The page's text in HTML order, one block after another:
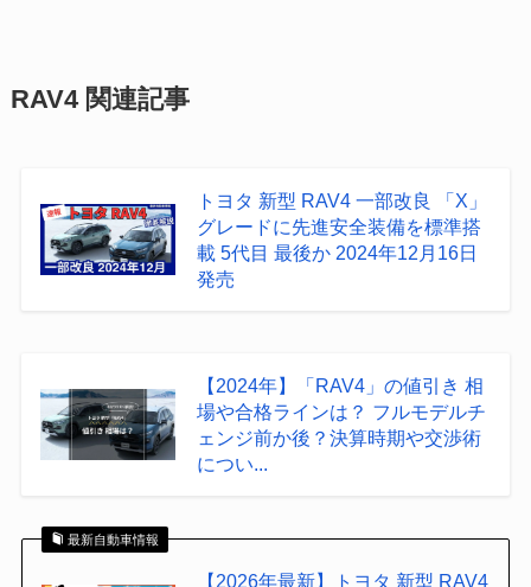
RAV4 関連記事
トヨタ 新型 RAV4 一部改良 「X」
グレードに先進安全装備を標準搭
載 5代目 最後か 2024年12月16日
発売
【2024年】「RAV4」の値引き 相
場や合格ラインは？ フルモデルチ
ェンジ前か後？決算時期や交渉術
につい...
最新自動車情報
【2026年最新】トヨタ 新型 RAV4